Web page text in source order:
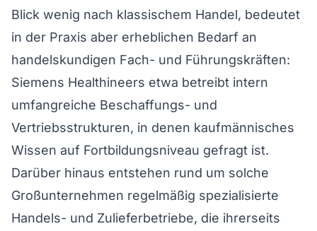
Blick wenig nach klassischem Handel, bedeutet
in der Praxis aber erheblichen Bedarf an
handelskundigen Fach- und Führungskräften:
Siemens Healthineers etwa betreibt intern
umfangreiche Beschaffungs- und
Vertriebsstrukturen, in denen kaufmännisches
Wissen auf Fortbildungsniveau gefragt ist.
Darüber hinaus entstehen rund um solche
Großunternehmen regelmäßig spezialisierte
Handels- und Zulieferbetriebe, die ihrerseits